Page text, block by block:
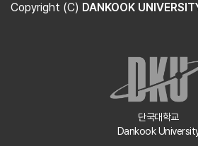
Copyright (C) DANKOOK
단국대학교
Dankook